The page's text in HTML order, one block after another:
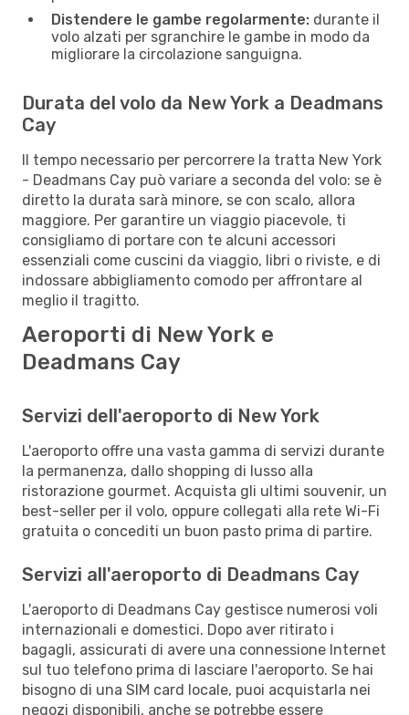
Distendere le gambe regolarmente: durante il
volo alzati per sgranchire le gambe in modo da
migliorare la circolazione sanguigna.
Durata del volo da New York a Deadmans
Cay
Il tempo necessario per percorrere la tratta New York
- Deadmans Cay può variare a seconda del volo: se è
diretto la durata sarà minore, se con scalo, allora
maggiore. Per garantire un viaggio piacevole, ti
consigliamo di portare con te alcuni accessori
essenziali come cuscini da viaggio, libri o riviste, e di
indossare abbigliamento comodo per affrontare al
meglio il tragitto.
Aeroporti di New York e
Deadmans Cay
Servizi dell'aeroporto di New York
L'aeroporto offre una vasta gamma di servizi durante
la permanenza, dallo shopping di lusso alla
ristorazione gourmet. Acquista gli ultimi souvenir, un
best-seller per il volo, oppure collegati alla rete Wi-Fi
gratuita o concediti un buon pasto prima di partire.
Servizi all'aeroporto di Deadmans Cay
L'aeroporto di Deadmans Cay gestisce numerosi voli
internazionali e domestici. Dopo aver ritirato i
bagagli, assicurati di avere una connessione Internet
sul tuo telefono prima di lasciare l'aeroporto. Se hai
bisogno di una SIM card locale, puoi acquistarla nei
negozi disponibili, anche se potrebbe essere